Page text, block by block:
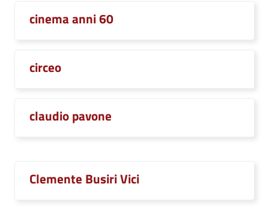
cinema anni 60
circeo
claudio pavone
Clemente Busiri Vici